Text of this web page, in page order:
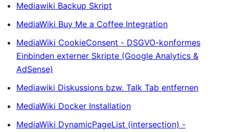
Mediawiki Backup Skript
MediaWiki Buy Me a Coffee Integration
MediaWiki CookieConsent - DSGVO-konformes
Einbinden externer Skripte (Google Analytics &
AdSense)
Mediawiki Diskussions bzw. Talk Tab entfernen
MediaWiki Docker Installation
MediaWiki DynamicPageList (intersection) -